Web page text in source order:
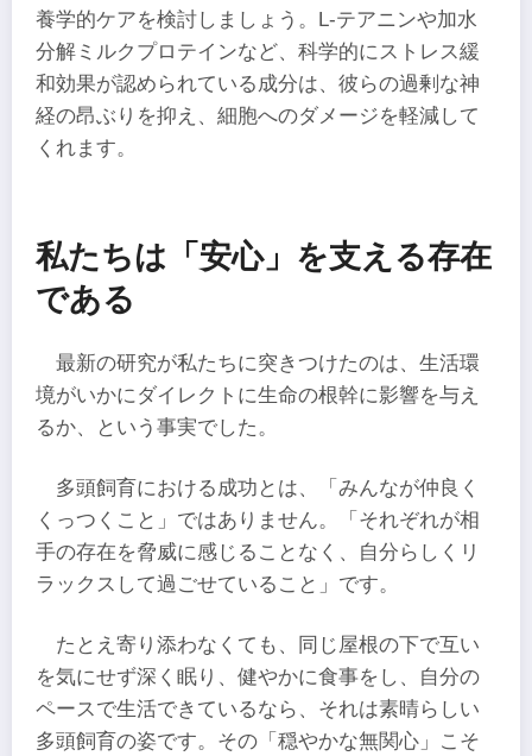
養学的ケアを検討しましょう。L-テアニンや加水
分解ミルクプロテインなど、科学的にストレス緩
和効果が認められている成分は、彼らの過剰な神
経の昂ぶりを抑え、細胞へのダメージを軽減して
くれます。
私たちは「安心」を支える存在
である
最新の研究が私たちに突きつけたのは、生活環
境がいかにダイレクトに生命の根幹に影響を与え
るか、という事実でした。
多頭飼育における成功とは、「みんなが仲良く
くっつくこと」ではありません。「それぞれが相
手の存在を脅威に感じることなく、自分らしくリ
ラックスして過ごせていること」です。
たとえ寄り添わなくても、同じ屋根の下で互い
を気にせず深く眠り、健やかに食事をし、自分の
ペースで生活できているなら、それは素晴らしい
多頭飼育の姿です。その「穏やかな無関心」こそ